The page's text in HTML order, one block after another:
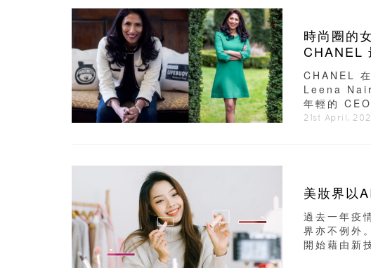
時尚圈的女性力量
CHANEL
CHANEL
Leena Nair
年輕的
21st April,
美妝界以
過去一年疫
界亦不例外
開始藉由新